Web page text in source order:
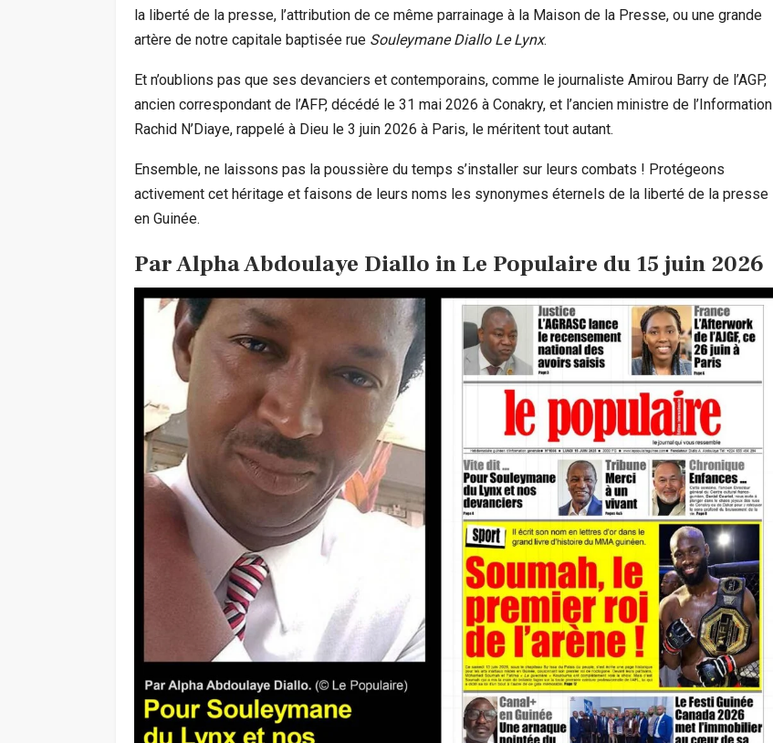
la liberté de la presse, l’attribution de ce même parrainage à la Maison de la Presse, ou une grande
artère de notre capitale baptisée rue Souleymane Diallo Le Lynx.
Et n’oublions pas que ses devanciers et contemporains, comme le journaliste Amirou Barry de l’AGP,
ancien correspondant de l’AFP, décédé le 31 mai 2026 à Conakry, et l’ancien ministre de l’Information
Rachid N’Diaye, rappelé à Dieu le 3 juin 2026 à Paris, le méritent tout autant.
Ensemble, ne laissons pas la poussière du temps s’installer sur leurs combats ! Protégeons
activement cet héritage et faisons de leurs noms les synonymes éternels de la liberté de la presse
en Guinée.
Par Alpha Abdoulaye Diallo in Le Populaire du 15 juin 2026